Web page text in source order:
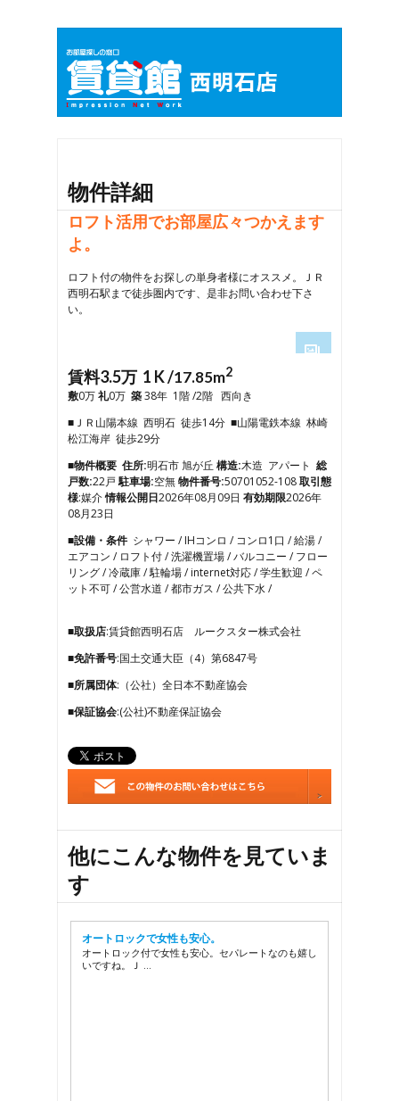
物件詳細
ロフト活用でお部屋広々つかえます
よ。
ロフト付の物件をお探しの単身者様にオススメ。ＪＲ
西明石駅まで徒歩圏内です、是非お問い合わせ下さ
い。
4
7
8
11
12
13
26
28
29
賃料3.5万 1 K /17.85m2
敷0万礼0万 築38年 1階 /2階 西向き
■ＪＲ山陽本線 西明石 徒歩14分 ■山陽電鉄本線 林崎
松江海岸 徒歩29分
■物件概要 住所:明石市 旭が丘 構造:木造 アパート 総
戸数:22戸駐車場:空無物件番号:50701052-108取引態
様:媒介情報公開日2026年08月09日 有効期限2026年
08月23日
■設備・条件 シャワー / IHコンロ / コンロ1口 / 給湯 /
エアコン / ロフト付 / 洗濯機置場 / バルコニー / フロー
リング / 冷蔵庫 / 駐輪場 / internet対応 / 学生歓迎 / ペ
ット不可 / 公営水道 / 都市ガス / 公共下水 /
■取扱店:賃貸館西明石店 ルークスター株式会社
■免許番号:国土交通大臣（4）第6847号
■所属団体:（公社）全日本不動産協会
■保証協会:(公社)不動産保証協会
他にこんな物件を見ていま
す
オートロックで女性も安心。
オートロック付で女性も安心。セパレートなのも嬉し
いですね。Ｊ …